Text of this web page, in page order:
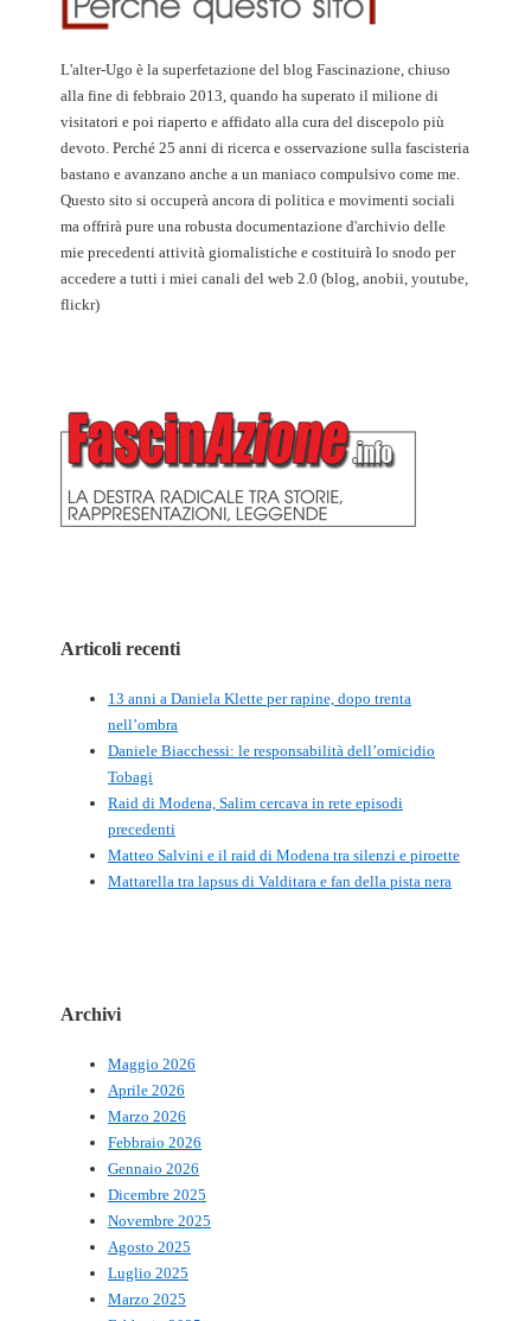
L'alter-Ugo è la superfetazione del blog Fascinazione, chiuso
alla fine di febbraio 2013, quando ha superato il milione di
visitatori e poi riaperto e affidato alla cura del discepolo più
devoto. Perché 25 anni di ricerca e osservazione sulla fascisteria
bastano e avanzano anche a un maniaco compulsivo come me.
Questo sito si occuperà ancora di politica e movimenti sociali
ma offrirà pure una robusta documentazione d'archivio delle
mie precedenti attività giornalistiche e costituirà lo snodo per
accedere a tutti i miei canali del web 2.0 (blog, anobii, youtube,
flickr)
Articoli recenti
13 anni a Daniela Klette per rapine, dopo trenta
nell’ombra
Daniele Biacchessi: le responsabilità dell’omicidio
Tobagi
Raid di Modena, Salim cercava in rete episodi
precedenti
Matteo Salvini e il raid di Modena tra silenzi e piroette
Mattarella tra lapsus di Valditara e fan della pista nera
Archivi
Maggio 2026
Aprile 2026
Marzo 2026
Febbraio 2026
Gennaio 2026
Dicembre 2025
Novembre 2025
Agosto 2025
Luglio 2025
Marzo 2025